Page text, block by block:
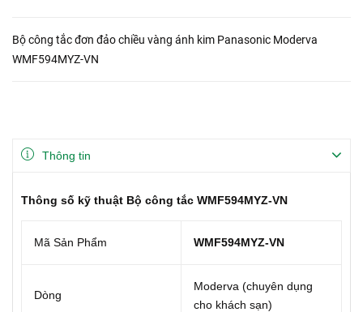
Bộ công tắc đơn đảo chiều vàng ánh kim Panasonic Moderva
WMF594MYZ-VN
Thông tin
Thông số kỹ thuật Bộ công tắc WMF594MYZ-VN
Mã Sản Phẩm WMF594MYZ-VN
Dòng
Moderva (chuyên dụng
cho khách sạn)